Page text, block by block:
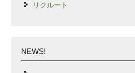
リクルート
NEWS!